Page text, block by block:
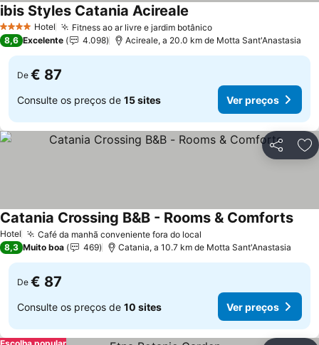
4 EstrelasHotel Fitness ao ar livre e jardim botânico
ibis Styles Catania Acireale
8,6 Excelente 4.098 Acireale, a 20.0 km de Motta Sant'Anastasia
De € 87
Consulte os preços de 15 sites Ver preços
Partilhar
Hotel Café da manhã conveniente fora do local
Catania Crossing B&B - Rooms & Comforts
8,3 Muito boa 469 Catania, a 10.7 km de Motta Sant'Anastasia
De € 87
Consulte os preços de 10 sites Ver preços